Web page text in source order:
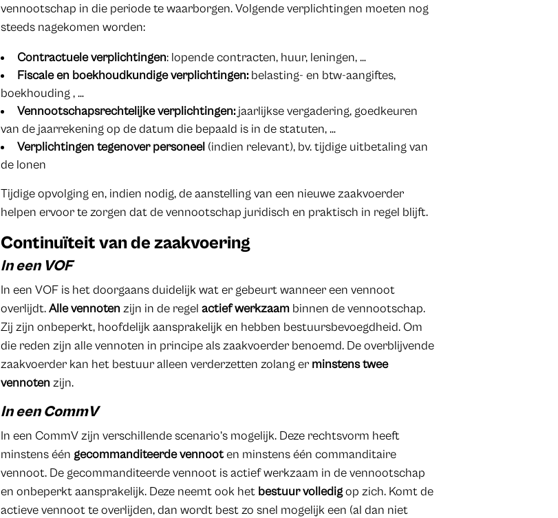
vennootschap in die periode te waarborgen. Volgende verplichtingen moeten nog
steeds nagekomen worden:
Contractuele verplichtingen: lopende contracten, huur, leningen, …
Fiscale en boekhoudkundige verplichtingen: belasting- en btw-aangiftes,
boekhouding , …
Vennootschapsrechtelijke verplichtingen: jaarlijkse vergadering, goedkeuren
van de jaarrekening op de datum die bepaald is in de statuten, …
Verplichtingen tegenover personeel (indien relevant), bv. tijdige uitbetaling van
de lonen
Tijdige opvolging en, indien nodig, de aanstelling van een nieuwe zaakvoerder
helpen ervoor te zorgen dat de vennootschap juridisch en praktisch in regel blijft.
Continuïteit van de zaakvoering
In een VOF
In een VOF is het doorgaans duidelijk wat er gebeurt wanneer een vennoot
overlijdt.Alle vennoten zijn in de regelactief werkzaam binnen de vennootschap.
Zij zijn onbeperkt, hoofdelijk aansprakelijk en hebben bestuursbevoegdheid. Om
die reden zijn alle vennoten in principe als zaakvoerder benoemd. De overblijvende
zaakvoerder kan het bestuur alleen verderzetten zolang er minstens twee
vennoten zijn.
In een CommV
In een CommV zijn verschillende scenario’s mogelijk. Deze rechtsvorm heeft
minstens één gecommanditeerde vennooten minstens één commanditaire
vennoot. De gecommanditeerde vennoot is actief werkzaam in de vennootschap
en onbeperkt aansprakelijk. Deze neemt ook het bestuur volledigop zich. Komt de
actieve vennoot te overlijden, dan wordt best zo snel mogelijk een (al dan niet